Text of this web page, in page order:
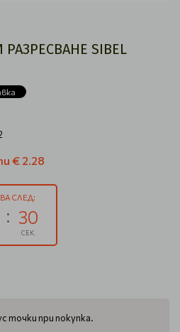
SIBEL
€ 2.28
СЛЕД:
29
СЕК.
точки при покупка.